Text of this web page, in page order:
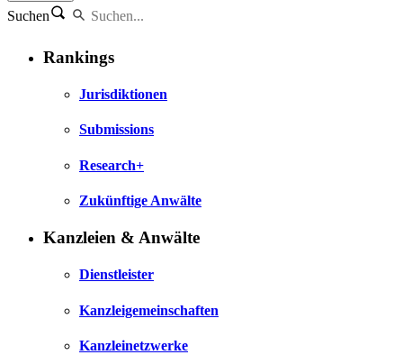
Suchen
Rankings
Jurisdiktionen
Submissions
Research+
Zukünftige Anwälte
Kanzleien & Anwälte
Dienstleister
Kanzleigemeinschaften
Kanzleinetzwerke